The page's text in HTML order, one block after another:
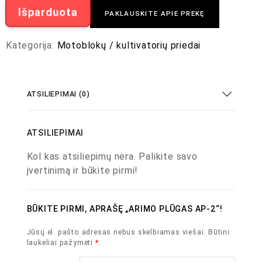
Išparduota PAKLAUSKITE APIE PREKĘ
Kategorija: Motoblokų / kultivatorių priedai
ATSILIEPIMAI (0)
ATSILIEPIMAI
Kol kas atsiliepimų nėra. Palikite savo
įvertinimą ir būkite pirmi!
BŪKITE PIRMI, APRAŠĘ „ARIMO PLŪGAS AP-2“!
Jūsų el. pašto adresas nebus skelbiamas viešai. Būtini
laukeliai pažymėti *.